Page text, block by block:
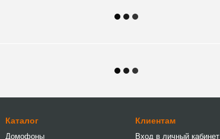
Каталог
Домофоны
Клиентам
Вход в личный кабинет